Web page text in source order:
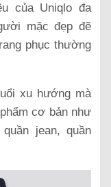
của Uniqlo đa
mặc đẹp đẽ
phục thường
xu hướng mà
cơ bản như
jean, quần